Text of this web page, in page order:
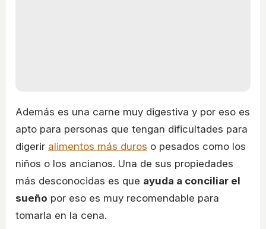
Además es una carne muy digestiva y por eso es
apto para personas que tengan dificultades para
digerir alimentos más duros o pesados como los
niños o los ancianos. Una de sus propiedades
más desconocidas es que ayuda a conciliar el
sueño por eso es muy recomendable para
tomarla en la cena.